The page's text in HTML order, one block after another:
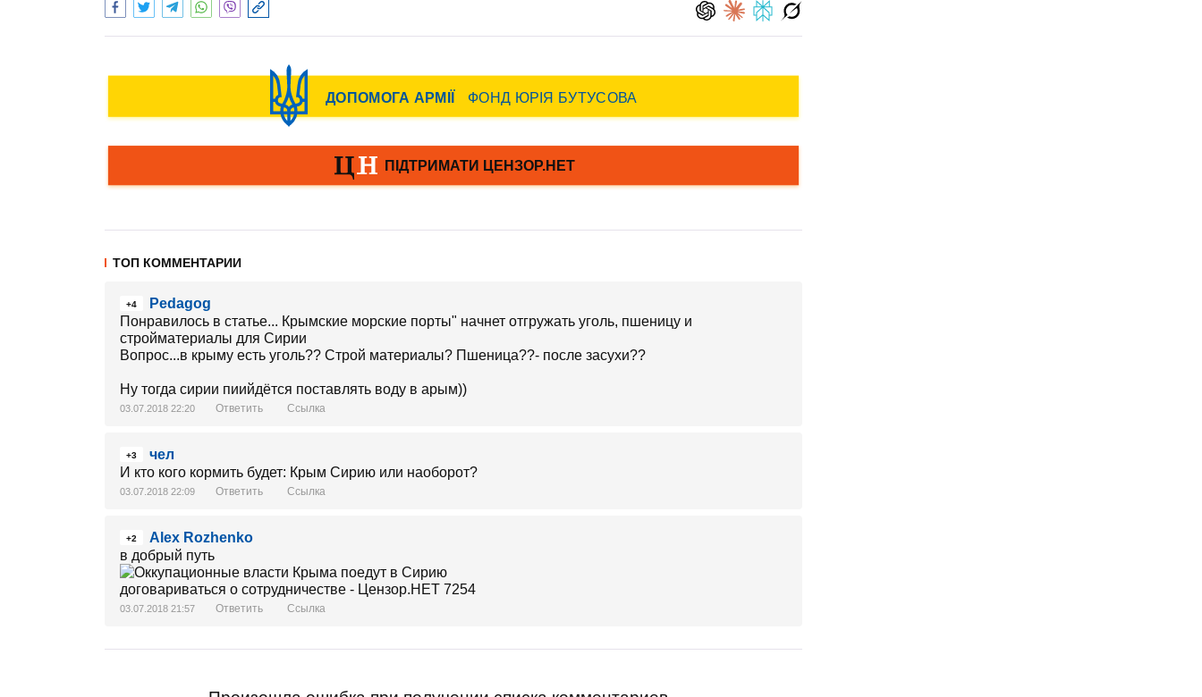
ТОП КОММЕНТАРИИ
+4
Pedagog
Понравилось в статье... Крымские морские порты" начнет отгружать уголь, пшеницу и
стройматериалы для Сирии
Вопрос...в крыму есть уголь?? Строй материалы? Пшеница??- после засухи??
Ну тогда сирии пиийдётся поставлять воду в арым))
03.07.2018 22:20 Ответить Ссылка
+3
чел
И кто кого кормить будет: Крым Сирию или наоборот?
03.07.2018 22:09 Ответить Ссылка
+2
Alex Rozhenko
в добрый путь
03.07.2018 21:57 Ответить Ссылка